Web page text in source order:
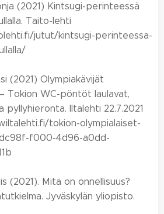
(2021) Kintsugi-perinteessä
Taito-lehti
jutut/kintsugi-perinteessa-
(2021) Olympiakävijät
Tokion WC-pöntöt laulavat,
pyllyhieronta. Iltalehti 22.7.2021
tokion-olympialaiset-
f000-4d96-a0dd-
(2021). Mitä on onnellisuus?
Jyväskylän yliopisto.